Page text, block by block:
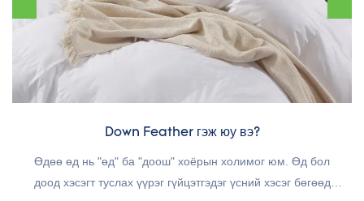
Down Feather гэж юу вэ?
Өдөө өд нь "өд" ба "доош" хоёрын холимог юм. Өд бол
доод хэсэгт туслах үүрэг гүйцэтгэдэг үсний хэсэг бөгөөд